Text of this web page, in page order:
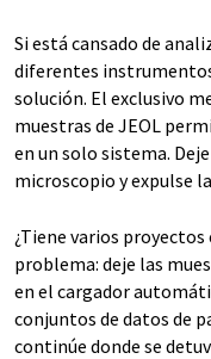
Si está cansado de
diferentes
solución. El exclusivo
muestras de JEOL
en un solo sistema.
microscopio y expulse
¿Tiene varios
problema: deje las
en el cargador
conjuntos de datos de
continúe donde se